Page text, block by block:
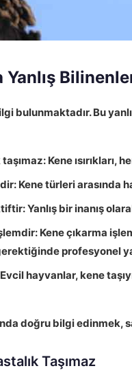
Yanlış
bulunmaktadır. Bu
taşımaz: Kene
Kene türleri arasında
Yanlış bir inanış
Kene çıkarma
profesyonel
Evcil hayvanlar, kene
doğru bilgi
Taşımaz